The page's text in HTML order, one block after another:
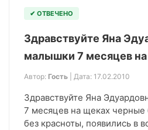
✔ ОТВЕЧЕНО
Здравствуйте Яна
малышки 7 месяцев
Автор: Гость | Дата: 17.02.2010
Здравствуйте Яна
7 месяцев на щеках черные
без красноты, появились в